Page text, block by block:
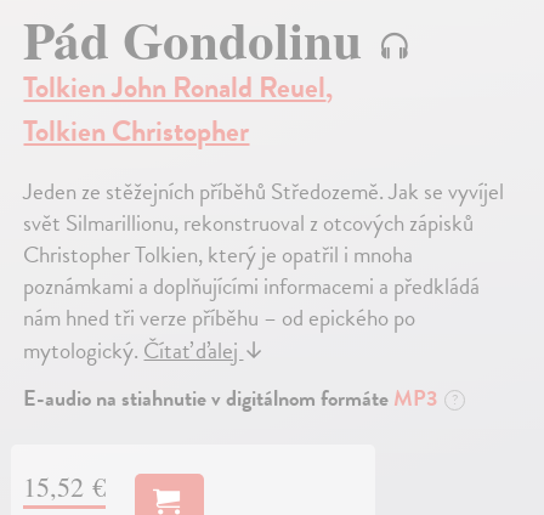
Pád Gondolinu
Tolkien John Ronald Reuel,
Tolkien Christopher
Jeden ze stěžejních příběhů Středozemě. Jak se vyvíjel
svět Silmarillionu, rekonstruoval z otcových zápisků
Christopher Tolkien, který je opatřil i mnoha
poznámkami a doplňujícími informacemi a předkládá
nám hned tři verze příběhu – od epického po
mytologický.Čítať ďalej↓
E-audio na stiahnutie v digitálnom formáteMP3 ?
15,52 €